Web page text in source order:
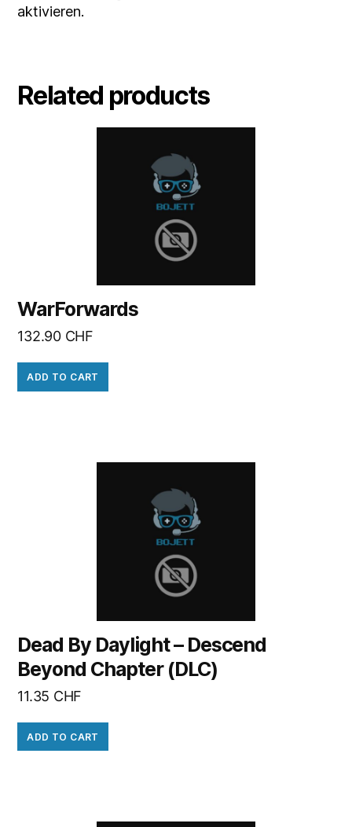
aktivieren.
Related products
WarForwards
132.90 CHF
ADD TO CART
Dead By Daylight – Descend
Beyond Chapter (DLC)
11.35 CHF
ADD TO CART